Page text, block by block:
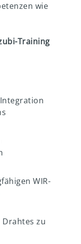
wie
Training
WIR-
Drahtes zu